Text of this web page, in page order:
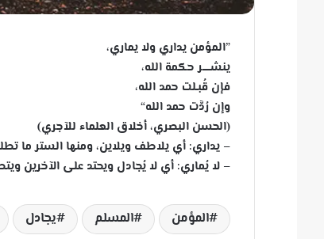
”المؤمن يداري ولا يماري،
ينشـــــر حكمة الله،
فإن قُبـلت حمد الله،
وإن رُدَّت حمد الله“
(الحسن البصري، أخلاق العلماء للآجري)
– يداري: أي يلاطف ويلاين، ومنها الستر ما
– لا يُماري: أي لا يُجادل ويحتد على الآخرين
المؤمن المسلم يجادل